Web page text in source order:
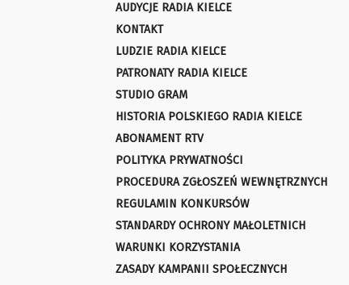
AUDYCJE RADIA KIELCE
KONTAKT
LUDZIE RADIA KIELCE
PATRONATY RADIA KIELCE
STUDIO GRAM
HISTORIA POLSKIEGO RADIA KIELCE
ABONAMENT RTV
POLITYKA PRYWATNOŚCI
PROCEDURA ZGŁOSZEŃ WEWNĘTRZNYCH
REGULAMIN KONKURSÓW
STANDARDY OCHRONY MAŁOLETNICH
WARUNKI KORZYSTANIA
ZASADY KAMPANII SPOŁECZNYCH